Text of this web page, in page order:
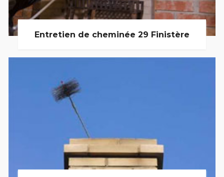
Entretien de cheminée 29 Finistère